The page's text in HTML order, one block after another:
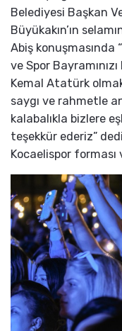
Belediyesi Başkan
Büyükakın’ın
Abiş konuşmasında
ve Spor
Kemal Atatürk
saygı ve rahmetle
kalabalıkla bizlere
teşekkür ederiz”
Kocaelispor